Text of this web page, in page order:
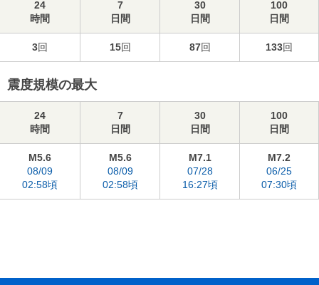
24
時間
7
日間
30
日間
100
日間
3回 15回 87回 133回
震度規模の最大
24
時間
7
日間
30
日間
100
日間
M5.6
08/09
02:58頃
M5.6
08/09
02:58頃
M7.1
07/28
16:27頃
M7.2
06/25
07:30頃